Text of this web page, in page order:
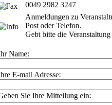
0049 2982 3247
Anmeldungen zu
Post oder Telefon.
Gebt bitte die
Name:
E-mail Adresse:
Sie Ihre Mitteilung ein: